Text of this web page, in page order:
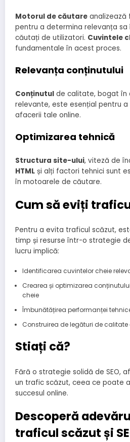
Motorul de căutare analizează
pentru a determina relevanța
căutați de utilizatori. Cuvintele
fundamentale în acest proces.
Relevanța conținutului
Conținutul de calitate, bogat în
relevante, este esențial pentru
afacerii tale online.
Optimizarea tehnică
Structura site-ului, viteză de
HTML și alți factori tehnici sunt
în motoarele de căutare.
Cum să eviți
Pentru a evita traficul scăzut,
timp și resurse într-o strategie
lucru implică:
Identificarea cuvintelor cheie
Crearea și optimizarea
cheie
Îmbunătățirea performanței
Construirea de legături de
Stiați că?
Fără o strategie solidă de SEO,
un trafic scăzut, ceea ce poate
succesul online.
Descoperă
traficul scăzut și